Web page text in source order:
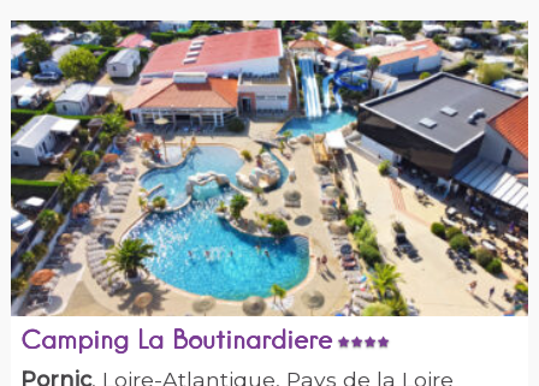
Camping La Boutinardiere
Pornic, Loire-Atlantique, Pays de la Loire